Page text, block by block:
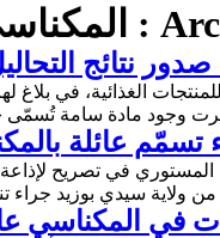
نتائج
الغذائية، في
وجود مادة سامة تُسمّى
ولاية سيدي بوزيد
في المكناسي